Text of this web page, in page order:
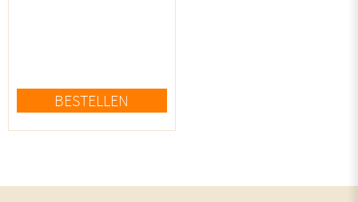
BESTELLEN